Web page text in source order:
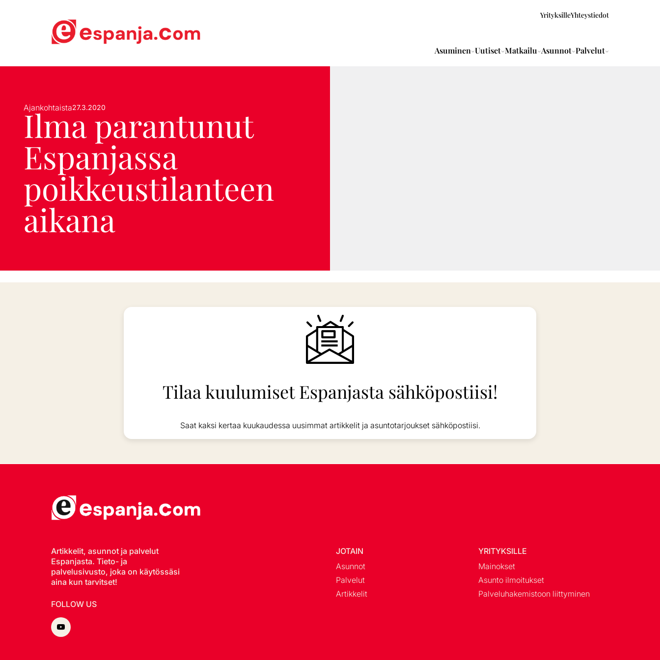
YrityksilleYhteystiedot
Asuminen Uutiset Matkailu Asunnot Palvelut
Ajankohtaista27.3.2020
Ilma parantunut
Espanjassa
poikkeustilanteen
aikana
Tilaa kuulumiset Espanjasta sähköpostiisi!
Saat kaksi kertaa kuukaudessa uusimmat artikkelit ja asuntotarjoukset sähköpostiisi.
Artikkelit, asunnot ja palvelut
Espanjasta. Tieto- ja
palvelusivusto, joka on käytössäsi
aina kun tarvitset!
FOLLOW US
JOTAIN
Asunnot
Palvelut
Artikkelit
YRITYKSILLE
Mainokset
Asunto ilmoitukset
Palveluhakemistoon liittyminen